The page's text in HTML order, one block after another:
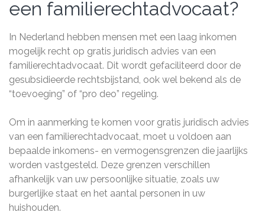
een familierechtadvocaat?
In Nederland hebben mensen met een laag inkomen
mogelijk recht op gratis juridisch advies van een
familierechtadvocaat. Dit wordt gefaciliteerd door de
gesubsidieerde rechtsbijstand, ook wel bekend als de
“toevoeging” of “pro deo” regeling.
Om in aanmerking te komen voor gratis juridisch advies
van een familierechtadvocaat, moet u voldoen aan
bepaalde inkomens- en vermogensgrenzen die jaarlijks
worden vastgesteld. Deze grenzen verschillen
afhankelijk van uw persoonlijke situatie, zoals uw
burgerlijke staat en het aantal personen in uw
huishouden.